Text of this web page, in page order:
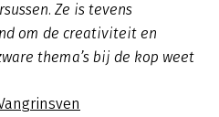
Ze is tevens
om de creativiteit en
thema’s bij de kop weet